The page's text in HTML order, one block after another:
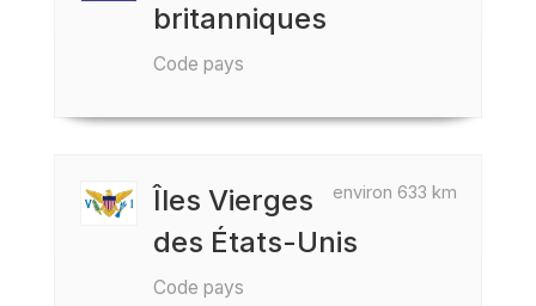
britanniques
Code pays
environ 633 km
Îles Vierges
des États-Unis
Code pays